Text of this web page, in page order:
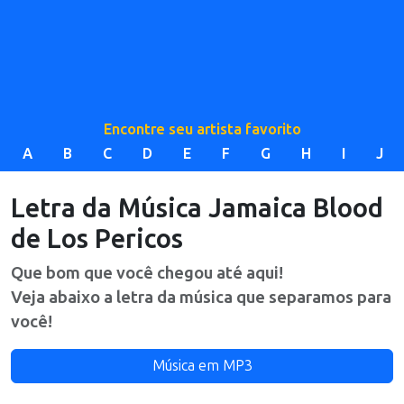
Encontre seu artista favorito
A
B C D E F G H I J
Letra da Música Jamaica Blood
de Los Pericos
Que bom que você chegou até aqui!
Veja abaixo a letra da música que separamos para
você!
Música em MP3